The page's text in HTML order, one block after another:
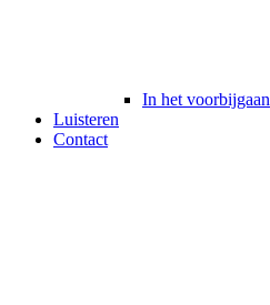
In het voorbijgaan
Luisteren
Contact